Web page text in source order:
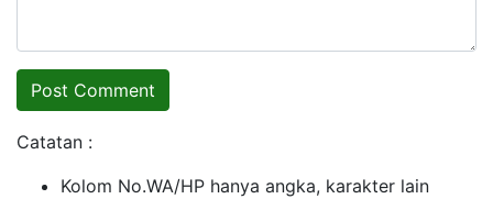
Catatan :
Kolom No.WA/HP hanya angka, karakter lain